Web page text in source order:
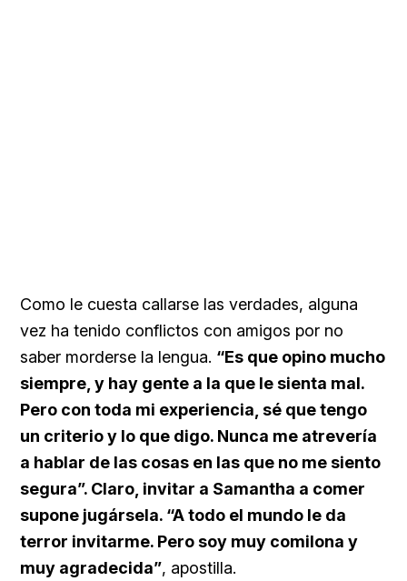
Como le cuesta callarse las verdades, alguna
vez ha tenido conflictos con amigos por no
saber morderse la lengua. “Es que opino mucho
siempre, y hay gente a la que le sienta mal.
Pero con toda mi experiencia, sé que tengo
un criterio y lo que digo. Nunca me atrevería
a hablar de las cosas en las que no me siento
segura”. Claro, invitar a Samantha a comer
supone jugársela. “A todo el mundo le da
terror invitarme. Pero soy muy comilona y
muy agradecida”, apostilla.